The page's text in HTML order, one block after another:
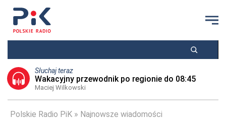
Słuchaj teraz
Wakacyjny przewodnik po regionie do 08:45
Maciej Wilkowski
Polskie Radio PiK Najnowsze wiadomości